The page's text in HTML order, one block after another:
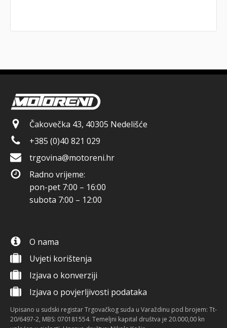
Čakovečka 43, 40305 Nedelišće
+385 (0)40 821 029
trgovina@motoreni.hr
Radno vrijeme:
pon-pet 7:00 – 16:00
subota 7:00 – 12:00
O nama
Uvjeti korištenja
Izjava o konverziji
Izjava o povjerljivosti podataka
Upisano u sudski registar Trgovačkog suda u Varaždinu pod brojem: Tt-
20/6497-2, MBS: 070181554. Temeljni kapital društva je 20.000,00 kn